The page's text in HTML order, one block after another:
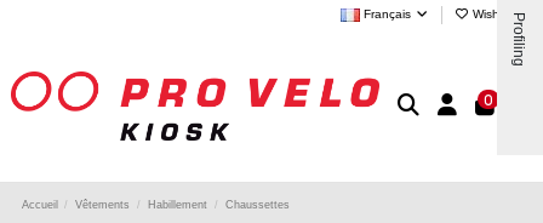
Français Wishlist (0
0
Accueil Vêtements Habillement Chaussettes
Profiling